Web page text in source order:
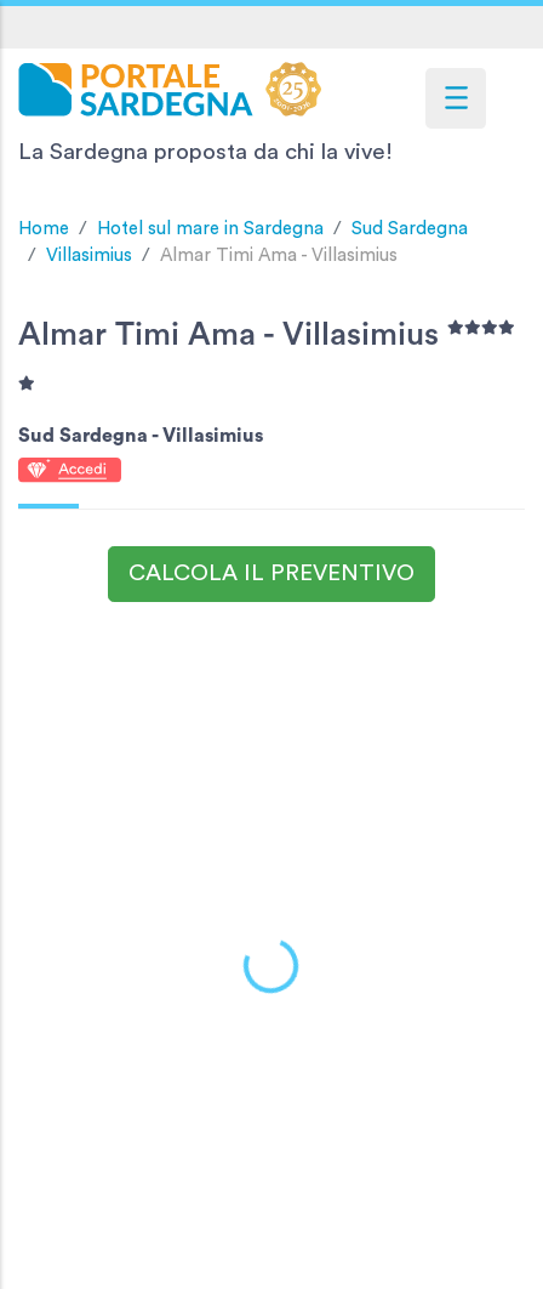
La Sardegna proposta da chi la vive!
Home Hotel sul mare in Sardegna
Sud Sardegna
Villasimius
Almar Timi Ama - Villasimius
Almar Timi Ama - Villasimius
Sud Sardegna -Villasimius
CALCOLA IL PREVENTIVO